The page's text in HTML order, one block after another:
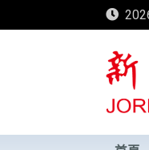
to
新